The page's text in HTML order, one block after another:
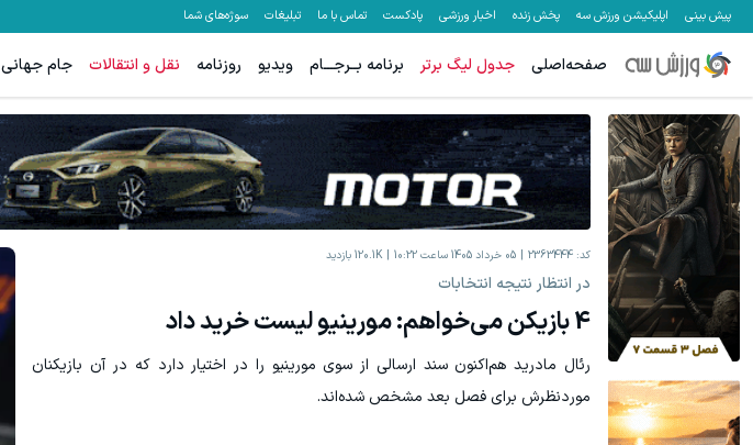
پیش بینی اپلیکیشن ورزش سه پخش زنده اخبار ورزشی پادکست تماس با ما تبلیغات سوژه‌های شما
صفحه‌اصلی جدول لیگ برتر برنامه بــرجـــام ویدیو روزنامه نقل و انتقالات جام جهانی
کد: 2363444 05 خرداد 1405 ساعت 10:22 120.1K بازدید
در انتظار نتیجه انتخابات
4 بازیکن می‌خواهم: مورینیو لیست خرید داد
رئال مادرید هم‌اکنون سند ارسالی از سوی مورینیو را در اختیار دارد که در آن بازیکنان
موردنظرش برای فصل بعد مشخص شده‌اند.
جای بخیه داری؟؟ فقط در 3 هفته ترمیمش کن!😍
کلیک کن!
60% تخفیف ویژه جین وست + خرید در4 قسط